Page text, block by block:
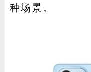
种场景。